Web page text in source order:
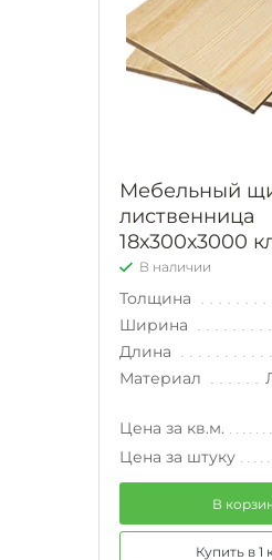
Мебельный
лиственница
18х300х3000
В наличии
Толщина
Ширина
Длина
Материал
Цена за кв.м.
Цена за штуку
В
Купить в 1